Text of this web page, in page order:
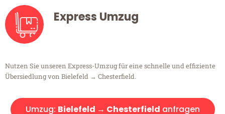
Express Umzug
Nutzen Sie unseren Express-Umzug für eine schnelle und effiziente
Übersiedlung von Bielefeld → Chesterfield.
Umzug: Bielefeld → Chesterfield anfragen